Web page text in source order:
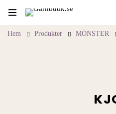
Hem Produkter MÖNSTER